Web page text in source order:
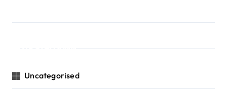
Uncategorised